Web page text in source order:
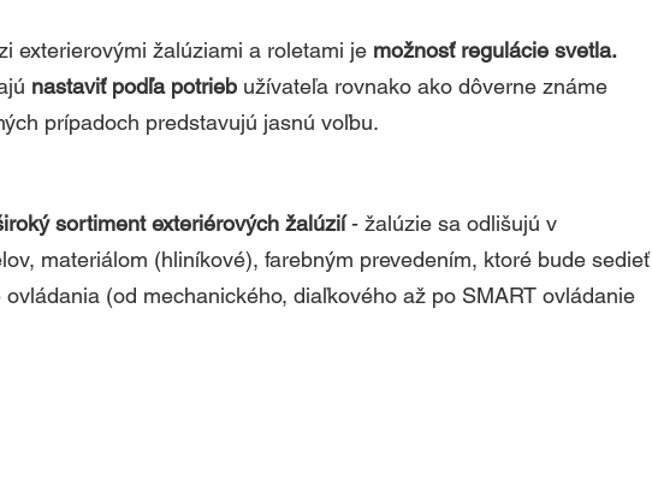
exterierovými žalúziami a roletami je možnosť regulácie svetla.
nastaviť podľa potrieb užívateľa rovnako ako dôverne známe
prípadoch predstavujú jasnú voľbu.
sortiment exteriérových žalúzií - žalúzie sa odlišujú v
materiálom (hliníkové), farebným prevedením, ktoré bude sedieť
(od mechanického, diaľkového až po SMART ovládanie